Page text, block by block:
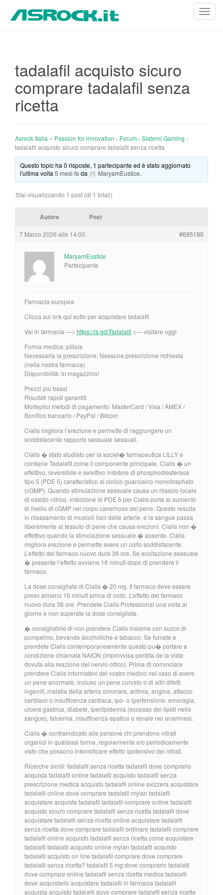
T
n
tadalafil acquisto sicuro
comprare tadalafil senza
ricetta
Asrock Italia – Passion for innovation › Forum › Sistemi Gaming ›
tadalafil acquisto sicuro comprare tadalafil senza ricetta
Questo topic ha 0 risposte, 1 partecipante ed è stato aggiornato
l'ultima volta5 mesi fa da MaryamEustice.
Stai visualizzando 1 post (di 1 totali)
Autore Post
7 Marzo 2026 alle 14:00 #695190
MaryamEustice
Partecipante
Farmacia europea
Clicca sul link qui sotto per acquistare tadalafil
Vai in farmacia —> https://is.gd/Tadalafil <— visitare oggi
Forma medica: pillola
Necessaria la prescrizione: Nessuna prescrizione richiesta
(nella nostra farmacia)
Disponibilità: In magazzino!
Prezzi più bassi
Risultati rapidi garantiti
Molteplici metodi di pagamento: MasterCard / Visa / AMEX /
Bonifico bancario / PayPal / Bitcoin
Cialis migliora l’erezione e permette di raggiungere un
soddisfacente rapporto sessuale sessuali.
Cialis � stato studiato per la societ� farmaceutica LILLY e
contiene Tadalafil come il componente principale. Cialis � un
effettivo, reversibile e selettivo inibitore di phosphodiesterasa
tipo 5 (PDE 5) caratteristico al ciclico guanosino monofosphato
(cGMP). Quando stimulazione sessuale causa un rilascio locale
di ossido nitrico, inibizione di PDE 5 per Cialis porta al aumento
di livello di cGMP nel corpo cavernoso del pene. Questo resulta
in rilassamento di muscoli lisci delle arterie, e la sangue passa
liberamente al tessuto di pene che causa erezioni. Cialis non �
effettivo quando la stimolazione sessuale � assente. Cialis
migliora erezione e permette avere un coito soddisfacente.
L’effetto del farmaco nuovo dura 36 ore. Se eccitazione sessuale
� presente l’effetto avviene 16 minuti dopo di prendere il
farmaco.
La dose consigliata di Cialis � 20 mg. Il farmaco deve essere
preso almeno 16 minuti prima di coito. L’effetto del farmaco
nuovo dura 36 ore. Prendete Cialis Professional una volta al
giorno e non superate la dose consigliata.
� consigliabile di non prendere Cialis insieme con succo di
pompelmo, bevande alcoholiche e tabacco. Se fumate e
prendete Cialis contemporaneamente questo pu� portare a
condizione chiamata NAION (improvvisa perdita de la vista
dovuta alla reazione del nervio ottico). Prima di cominciare
prendere Cialis informatevi del vostro medico nel caso di avere
un pene anormale, incluso un pene curvato o di altri difetti
ingeniti, malatia della arteria coronara, aritmia, angina, attacco
cardiaco o insufficenza cardiaca, ipo- o ipertensione, emoragia,
ulcera gastrica, diabete, iperlipidemia (eccesso dei lipidi nella
sangue), falcemia, insufficenza epatica o renale nel anamnesi.
Cialis � contraindicato alle persone chi prendono nitrati
organici in qualsiasi forma, regolarmente e/o periodicamente
visto che possono intensificare effetto ipotensivo dei nitrati.
Ricerche simili: tadalafil senza ricetta tadalafil dove comprarlo
acquista tadalafil online tadalafil acquisto tadalafil senza
prescrizione medica acquisto tadalafil online svizzera acquistare
tadalafil online dove comprare tadalafil mylan tadalafil
acquistare acquista tadalafil tadalafil comprare online tadalafil
acquisto sicuro comprare tadalafil senza ricetta tadalafil dove
acquistare tadalafil senza ricetta online acquistare tadalafil
senza ricetta dove comprare tadalafil ordinare tadalafil comprare
tadalafil online acquisto tadalafil senza ricetta come acquistare
tadalafil tadalafil acquisto online mylan tadalafil acquisto
tadalafil acquisto on line tadalafil comprare dove comprare
tadalafil senza ricetta? tadalafil 5 mg dove comprarlo tadalafil
dove comprare online tadalafil senza ricetta medica tadalafil
dove acquistarlo acquistare tadalafil in farmacia tadalafil
acquista acquisto tadalafil dove comprare tadalafil senza ricetta